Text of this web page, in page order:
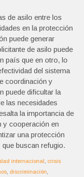
de asilo entre los
en la protección
puede generar
de asilo puede
país que en otro, lo
del sistema
coordinación y
puede dificultar la
las necesidades
la importancia de
y cooperación en
una protección
buscan refugio.
internacional
crisis
discriminación